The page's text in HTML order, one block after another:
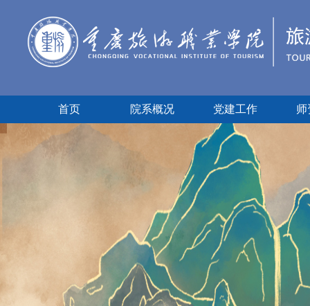
首页 院系概况 党建工作 师